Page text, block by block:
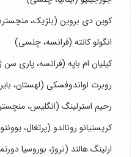
کوین دی بروین (بلژیک،
انگولو کانته (فرانسه، چلسی)
کیلیان ام باپه (فرانسه، پاری
روبرت لواندوفسکی (لهستان،
رحیم استرلینگ (انگلیس،
کریستیانو رونالدو (پرتغال،
ارلینگ هالند (نروژ، بوروسیا